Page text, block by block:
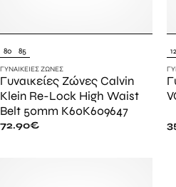
80 85
ΓΥΝΑΙΚΕΊΕΣ ΖΏΝΕΣ
Γυναικείες Ζώνες Calvin
Klein Re-Lock High Waist
Belt 50mm K60K609647
72.90€